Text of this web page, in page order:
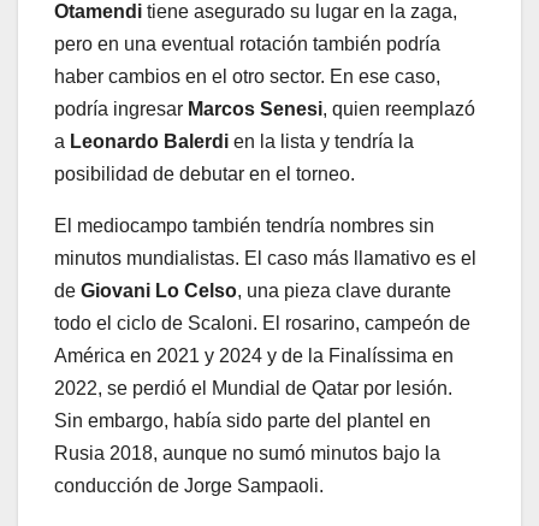
Otamendi tiene asegurado su lugar en la zaga,
pero en una eventual rotación también podría
haber cambios en el otro sector. En ese caso,
podría ingresar Marcos Senesi, quien reemplazó
a Leonardo Balerdi en la lista y tendría la
posibilidad de debutar en el torneo.
El mediocampo también tendría nombres sin
minutos mundialistas. El caso más llamativo es el
de Giovani Lo Celso, una pieza clave durante
todo el ciclo de Scaloni. El rosarino, campeón de
América en 2021 y 2024 y de la Finalíssima en
2022, se perdió el Mundial de Qatar por lesión.
Sin embargo, había sido parte del plantel en
Rusia 2018, aunque no sumó minutos bajo la
conducción de Jorge Sampaoli.